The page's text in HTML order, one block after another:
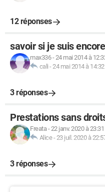
12 réponses
savoir si je suis
max336-24 mai 2014 à
cali -24 mai 2014 à 14:32
3 réponses
Prestations sans
Freata-22 janv. 2020 à 23:31
Alice-23 juil. 2020 à
3 réponses